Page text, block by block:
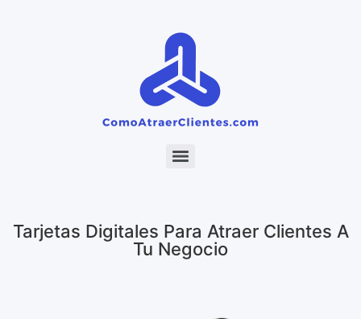
Tarjetas Digitales Para Atraer Clientes A
Tu Negocio